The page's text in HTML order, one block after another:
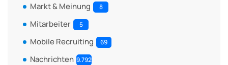
Markt & Meinung 8
Mitarbeiter 5
Mobile Recruiting 69
Nachrichten 9.792